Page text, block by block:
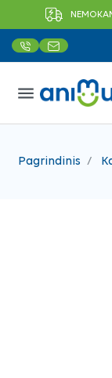
menu
Pagrindinis